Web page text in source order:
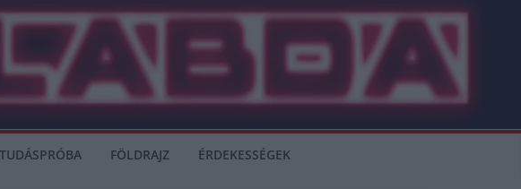
TUDÁSPRÓBA FÖLDRAJZ ÉRDEKESSÉGEK